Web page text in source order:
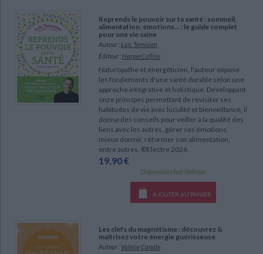
Reprends le pouvoir sur ta santé : sommeil,
alimentation, émotions... : le guide complet
pour une vie saine
Auteur : Loïc Ternisien
Éditeur : HarperCollins
Naturopathe et énergéticien, l'auteur expose
les fondements d'une santé durable selon une
approche intégrative et holistique. Développant
onze principes permettant de revisiter ses
habitudes de vie avec lucidité et bienveillance, il
donne des conseils pour veiller à la qualité des
liens avec les autres, gérer ses émotions,
mieux dormir, réformer son alimentation,
entre autres. ©Electre 2026
19,90 €
Disponible chez l'éditeur
AJOUTER AU PANIER
Les clefs du magnétisme : découvrez &
maîtrisez votre énergie guérisseuse
Auteur : Valérie Canale